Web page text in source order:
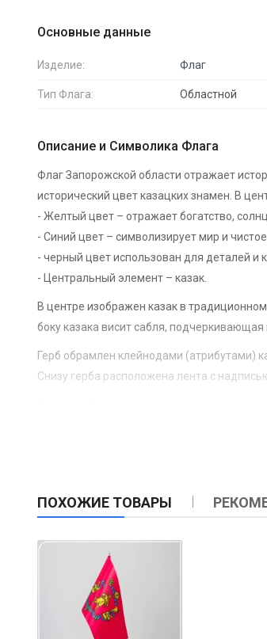
Основные данные
Изделие: Флаг
Тип Флага: Областной
Описание и Символика Флага
Флаг Запорожской области отражает
исторический цвет казацких знамен. В
- Желтый цвет – отражает богатство,
- Синий цвет – символизирует мир и чистое
- черный цвет использован для деталей и
- Центральный элемент – казак.
В центре изображен казак в
боку казака висит сабля,
Герб обрамлен клейнодами (атрибутами)
Снизу герба расположена лента с
История создания флага Запорожской
Изображение казака с мушкетом основано
с геральдистами. Основной целью было
Для создания официального флага
формировании региональной идентичности.
Применение флага
ПОХОЖИЕ ТОВАРЫ